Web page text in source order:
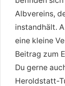
Albvereins,
instandhält.
eine kleine
Beitrag zum
Du gerne
Heroldstatt-